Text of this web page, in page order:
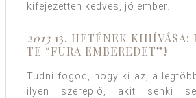
kifejezetten kedves, jó ember.
2013 13. HETÉNEK KIHÍVÁSA:
TE “FURA EMBEREDET”!
Tudni fogod, hogy ki az, a
ilyen szereplő, akit senki